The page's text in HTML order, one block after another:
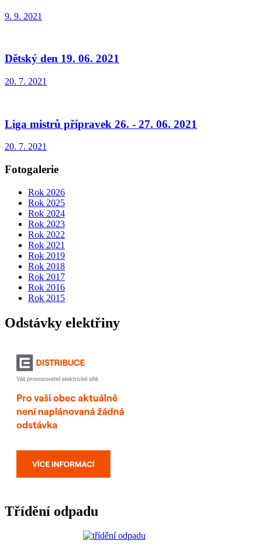
9. 9. 2021
Dětský den 19. 06. 2021
20. 7. 2021
Liga mistrů přípravek 26. - 27. 06. 2021
20. 7. 2021
Fotogalerie
Rok 2026
Rok 2025
Rok 2024
Rok 2023
Rok 2022
Rok 2021
Rok 2019
Rok 2018
Rok 2017
Rok 2016
Rok 2015
Odstávky elektřiny
Třídění odpadu